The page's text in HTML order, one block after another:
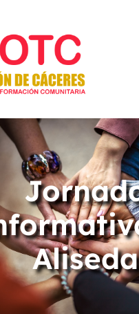
Aliseda